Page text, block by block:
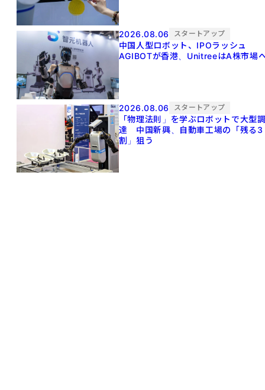
2026.08.06 スタートアップ
中国人型ロボット、IPOラッシュ
AGIBOTが香港、UnitreeはA株市場
2026.08.06 スタートアップ
「物理法則」を学ぶロボットで大型
達 中国新興、自動車工場の「残る3
割」狙う